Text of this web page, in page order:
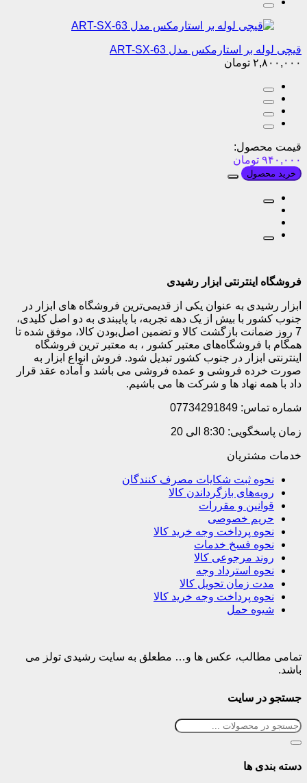
قیچی لوله بر استارمکس مدل ART-SX-63
۲,۸۰۰,۰۰۰ تومان
قیمت محصول:
۹۴۰,۰۰۰ تومان
خرید محصول
فروشگاه اینترنتی ابزار رشیدی
ابزار رشیدی به عنوان یکی از قدیمی‌ترین فروشگاه های ابزار در
جنوب کشور با بیش از یک دهه تجربه، با پایبندی به دو اصل کلیدی،
7 روز ضمانت بازگشت کالا و تضمین اصل‌بودن کالا، موفق شده تا
همگام با فروشگاه‌های معتبر کشور ، به معتبر ترین فروشگاه
اینترنتی ابزار در جنوب کشور تبدیل شود. فروش انواع ابزار به
صورت خرده فروشی و عمده فروشی می باشد و آماده عقد قرار
داد با همه نهاد ها و شرکت ها می باشیم.
شماره تماس: 07734291849
زمان پاسخگویی: 8:30 الی 20
خدمات مشتریان
نحوه ثبت شکایات مصرف کنندگان
رویه‌های بازگرداندن کالا
قوانین و مقررات
حریم خصوصی
نحوه پرداخت وجه خرید کالا
نحوه فسخ خدمات
روند مرجوعی کالا
نحوه استرداد وجه
مدت زمان تحویل کالا
نحوه پرداخت وجه خرید کالا
شیوه حمل
تمامی مطالب، عکس ها و… مطعلق به سایت رشیدی تولز می
باشد.
جستجو در سایت
دسته بندی ها